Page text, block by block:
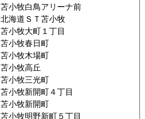
苫小牧白鳥アリーナ前
北海道ＳＴ苫小牧
苫小牧大町１丁目
苫小牧春日町
苫小牧木場町
苫小牧高丘
苫小牧三光町
苫小牧新開町４丁目
苫小牧新開町
苫小牧明野新町５丁目